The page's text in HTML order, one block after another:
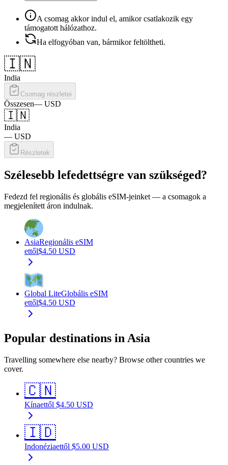
A csomag akkor indul el, amikor csatlakozik egy
támogatott hálózathoz.
Ha elfogyóban van, bármikor feltöltheti.
🇮🇳
India
Csomag részletei
Összesen— USD
🇮🇳
India
— USD
Részletek
Szélesebb lefedettségre van szükséged?
Fedezd fel regionális és globális eSIM-jeinket — a csomagok a
megjelenített áron indulnak.
AsiaRegionális eSIM
ettől$4.50 USD
Global LiteGlobális eSIM
ettől$4.50 USD
Popular destinations in Asia
Travelling somewhere else nearby? Browse other countries we
cover.
🇨🇳
Kínaettől $4.50 USD
🇮🇩
Indonéziaettől $5.00 USD